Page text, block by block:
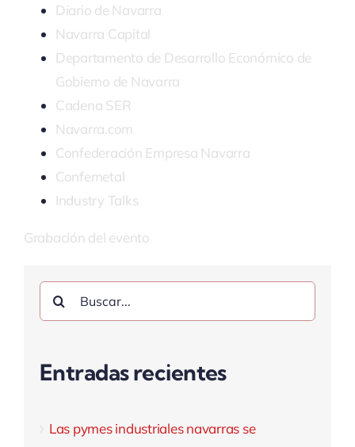
Diario de Navarra
Navarra Capital
Departamento de Desarrollo Económico de
Gobierno de Navarra
Cadena SER
Navarra.com
Confederación Empresa Navarra
Confemetal
Industry Talks
Grabación del evento
Buscar:
Entradas recientes
Las pymes industriales navarras se